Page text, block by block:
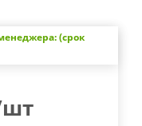
(срок